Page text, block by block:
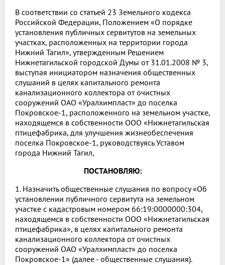
В соответствии со статьей 23 Земельного кодекса
Российской Федерации, Положением «О порядке
установления публичных сервитутов на земельных
участках, расположенных на территории города
Нижний Тагил», утвержденным Решением
Нижнетагильской городской Думы от 31.01.2008 № 3,
выступая инициатором назначения общественных
слушаний в целях капитального ремонта
канализационного коллектора от очистных
сооружений ОАО «Уралхимпласт» до поселка
Покровское-1, расположенного на земельном участке,
находящемся в собственности ООО «Нижнетагильская
птицефабрика, для улучшения жизнеобеспечения
поселка Покровское-1, руководствуясь Уставом
города Нижний Тагил,
ПОСТАНОВЛЯЮ:
1. Назначить общественные слушания по вопросу «Об
установлении публичного сервитута на земельном
участке с кадастровым номером 66:19:0000000:304,
находящемся в собственности ООО «Нижнетагильская
птицефабрика», в целях капитального ремонта
канализационного коллектора от очистных
сооружений ОАО «Уралхимпласт» до поселка
Покровское-1» (далее - общественные слушания).